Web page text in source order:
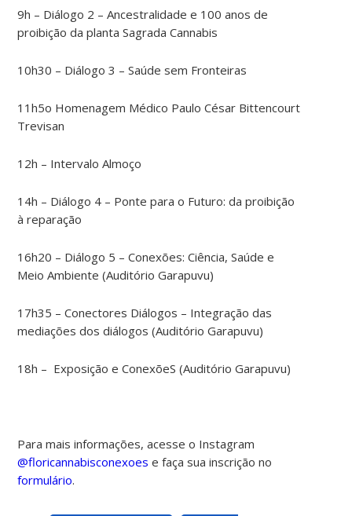
9h – Diálogo 2 – Ancestralidade e 100 anos de
proibição da planta Sagrada Cannabis
10h30 – Diálogo 3 – Saúde sem Fronteiras
11h5o Homenagem Médico Paulo César Bittencourt
Trevisan
12h – Intervalo Almoço
14h – Diálogo 4 – Ponte para o Futuro: da proibição
à reparação
16h20 – Diálogo 5 – Conexões: Ciência, Saúde e
Meio Ambiente (Auditório Garapuvu)
17h35 – Conectores Diálogos – Integração das
mediações dos diálogos (Auditório Garapuvu)
18h – Exposição e ConexõeS (Auditório Garapuvu)
Para mais informações, acesse o Instagram
@floricannabisconexoese faça sua inscrição no
formulário.